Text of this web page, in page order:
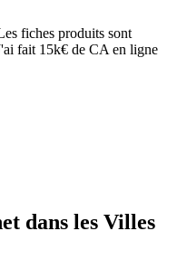
fiches produits sont
fait 15k€ de CA en ligne
dans les Villes